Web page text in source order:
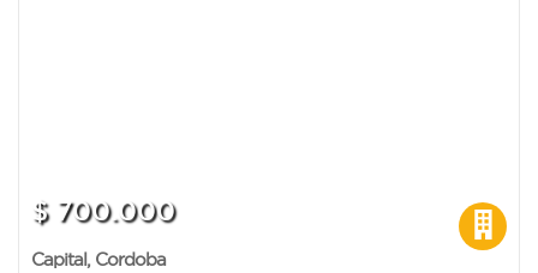
$ 700.000
Capital, Cordoba